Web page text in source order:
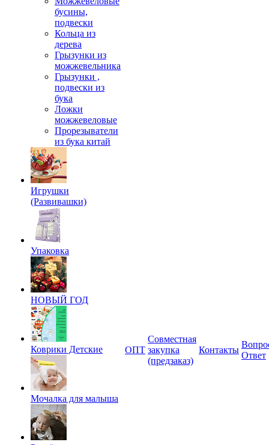
бусины,
подвески
Кольца из
дерева
Грызунки из
можжевельника
Грызунки ,
подвески из
бука
Ложки
можжевеловые
Прорезыватели
из бука китай
Игрушки
(Развивашки)
Упаковка
НОВЫЙ ГОД
Коврики Детские
Мочалка для малыша
ОПТ
Совместная
закупка
(предзаказ)
Контакты
Ответ